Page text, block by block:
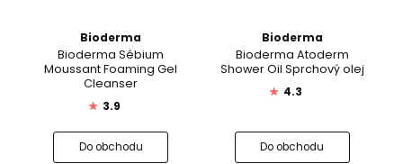
Bioderma
Bioderma Sébium
Moussant Foaming Gel
Cleanser
★ 3.9
Do obchodu
Bioderma
Bioderma Atoderm
Shower Oil Sprchový olej
★ 4.3
Do obchodu